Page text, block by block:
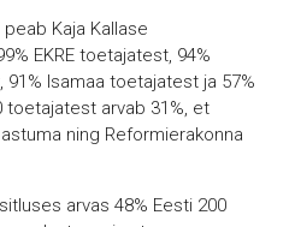
Kaja Kallase
EKRE toetajatest, 94%
Isamaa toetajatest ja 57%
toetajatest arvab 31%, et
ning Reformierakonna
arvas 48% Eesti 200